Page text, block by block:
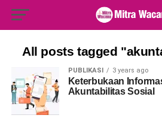
for:
All posts tagged
PUBLIKASI 3 years ago
Keterbukaan
Akuntabilitas Sosial